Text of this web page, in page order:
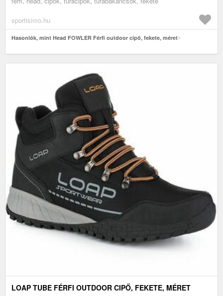
sportisimo.hu
Hasonlók, mint Head FOWLER Férfi outdoor cipő, fekete, méret
LOAP TUBE FÉRFI OUTDOOR CIPŐ, FEKETE, MÉRET